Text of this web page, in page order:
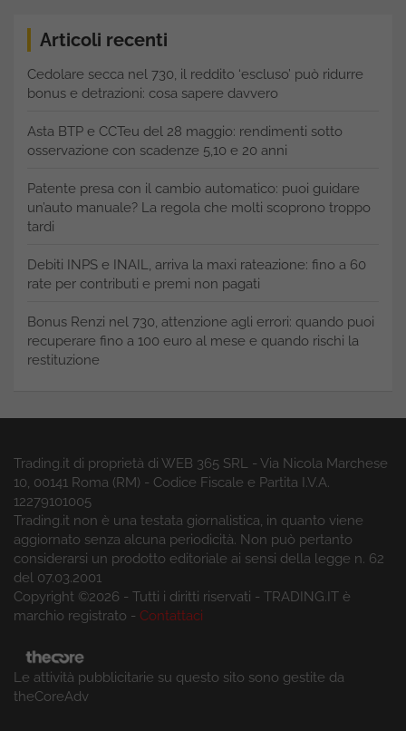
Articoli recenti
Cedolare secca nel 730, il reddito ‘escluso’ può ridurre
bonus e detrazioni: cosa sapere davvero
Asta BTP e CCTeu del 28 maggio: rendimenti sotto
osservazione con scadenze 5,10 e 20 anni
Patente presa con il cambio automatico: puoi guidare
un’auto manuale? La regola che molti scoprono troppo
tardi
Debiti INPS e INAIL, arriva la maxi rateazione: fino a 60
rate per contributi e premi non pagati
Bonus Renzi nel 730, attenzione agli errori: quando puoi
recuperare fino a 100 euro al mese e quando rischi la
restituzione
Trading.it di proprietà di WEB 365 SRL - Via Nicola Marchese
10, 00141 Roma (RM) - Codice Fiscale e Partita I.V.A.
12279101005
Trading.it non è una testata giornalistica, in quanto viene
aggiornato senza alcuna periodicità. Non può pertanto
considerarsi un prodotto editoriale ai sensi della legge n. 62
del 07.03.2001
Copyright ©2026 - Tutti i diritti riservati - TRADING.IT è
marchio registrato - Contattaci
Le attività pubblicitarie su questo sito sono gestite da
theCoreAdv